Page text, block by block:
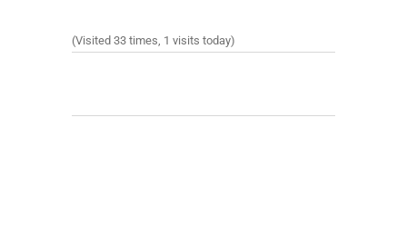
(Visited 33 times, 1 visits today)